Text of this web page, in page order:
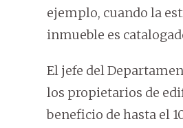
ejemplo, cuando la
inmueble es
El jefe del
los propietarios de
beneficio de hasta el